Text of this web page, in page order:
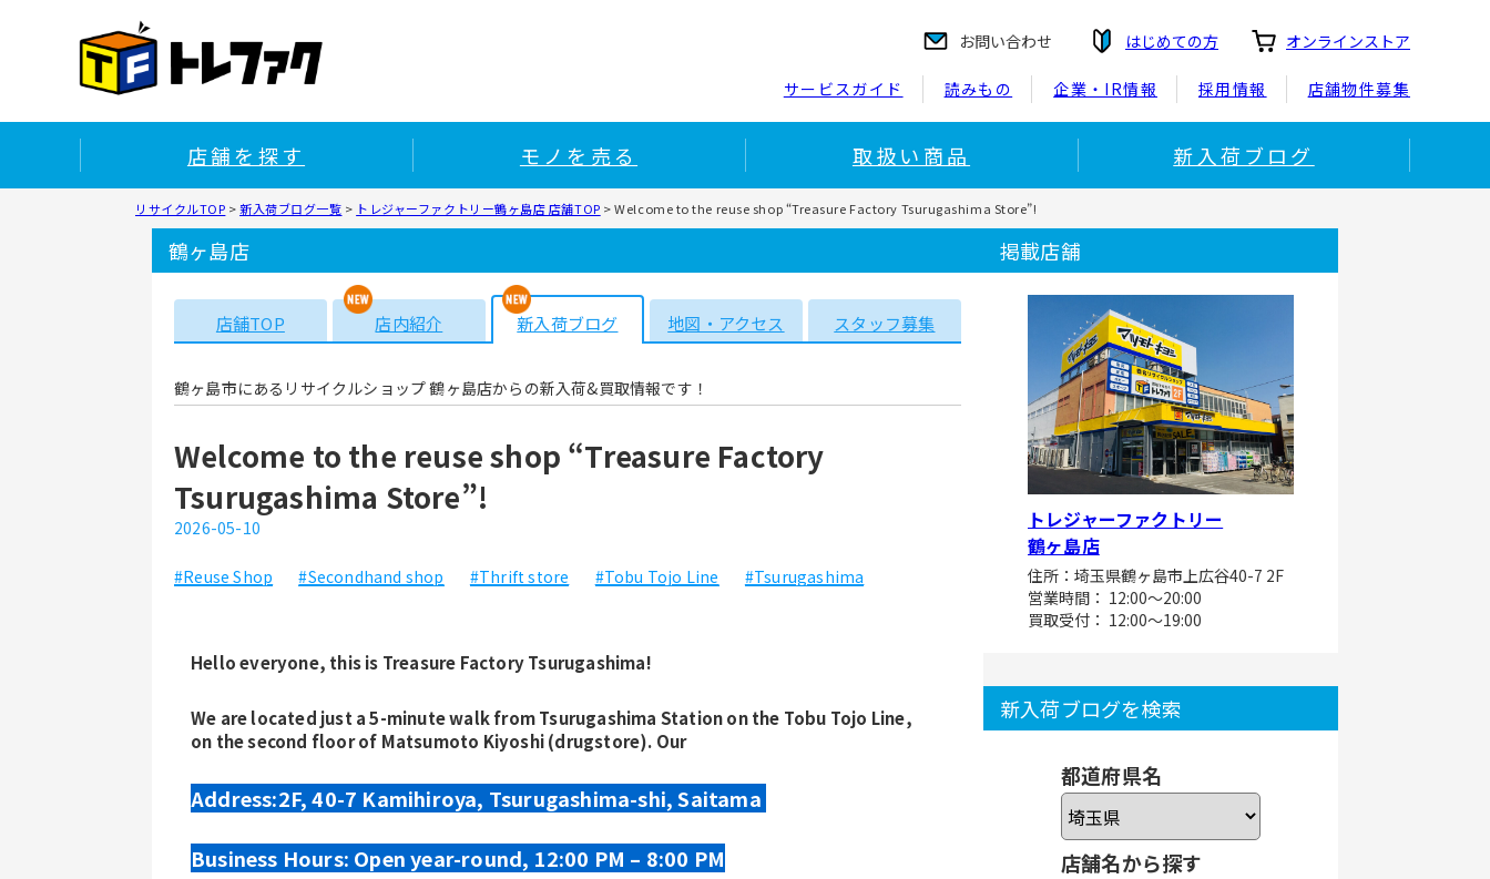
お問い合わせ はじめての方 オンラインストア
サービスガイド 読みもの 企業・IR情報 採用情報 店舗物件募集
店舗を探す モノを売る 取扱い商品 新入荷ブログ
リサイクルTOP >新入荷ブログ一覧 > トレジャーファクトリー鶴ヶ島店 店舗TOP >Welcome to the reuse shop “Treasure Factory Tsurugashima Store”!
鶴ヶ島店
店舗TOP 店内紹介 新入荷ブログ 地図・アクセス スタッフ募集
鶴ヶ島市にあるリサイクルショップ 鶴ヶ島店からの新入荷&買取情報です！
Welcome to the reuse shop “Treasure Factory
Tsurugashima Store”!
2026-05-10
#Reuse Shop #Secondhand shop #Thrift store #Tobu Tojo Line #Tsurugashima
Hello everyone, this is Treasure Factory Tsurugashima!
We are located just a 5-minute walk from Tsurugashima Station on the Tobu Tojo Line,
on the second floor of Matsumoto Kiyoshi (drugstore). Our
Address:2F, 40-7 Kamihiroya, Tsurugashima-shi, Saitama
Business Hours: Open year-round, 12:00 PM – 8:00 PM
掲載店舗
トレジャーファクトリー
鶴ヶ島店
住所：埼玉県鶴ヶ島市上広谷40-7 2F
営業時間： 12:00～20:00
買取受付： 12:00～19:00
新入荷ブログを検索
都道府県名
店舗名から探す